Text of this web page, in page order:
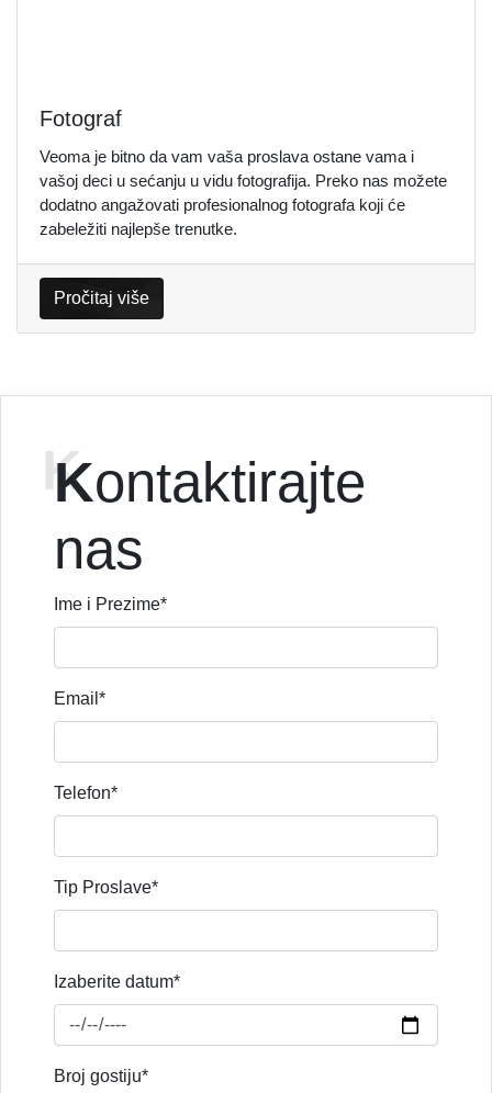
Fotograf
Veoma je bitno da vam vaša proslava ostane vama i
vašoj deci u sećanju u vidu fotografija. Preko nas možete
dodatno angažovati profesionalnog fotografa koji će
zabeležiti najlepše trenutke.
Pročitaj više
Kontaktirajte
nas
Ime i Prezime*
Email*
Telefon*
Tip Proslave*
Izaberite datum*
Broj gostiju*